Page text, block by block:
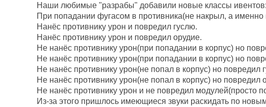
Наши любимые "разрабы" добавили новые классы ивентов:
При попадании фугасом в противника(не накрыл, а именно
Нанёс противнику урон и повредил гуслю.
Нанёс противнику урон и повредил орудие.
Не нанёс противнику урон(при попадании в корпус) но
Не нанёс противнику урон(при попадании в корпус) но
Не нанёс противнику урон(не попал в корпус) но повредил
Не нанёс противнику урон(не попал в корпус) но повредил
Не нанёс противнику урон и не повредил модулей(просто
Из-за этого пришлось имеющиеся звуки раскидать по